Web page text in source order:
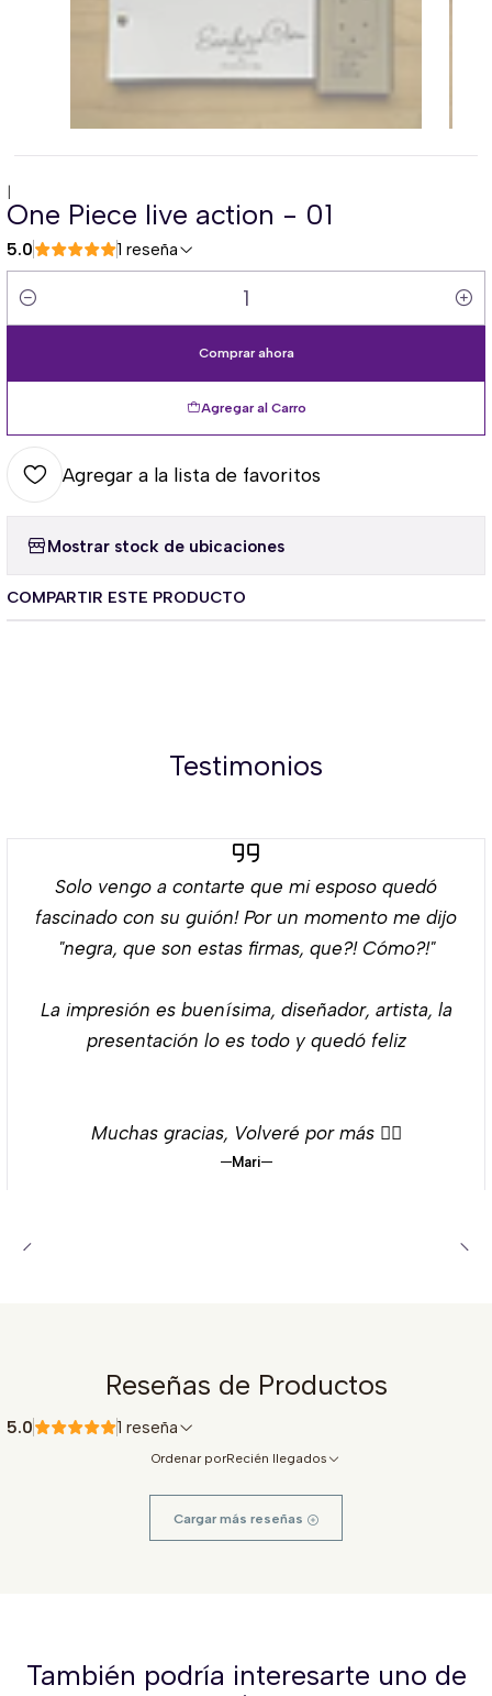
|
One Piece live action - 01
5.0 1 reseña
Cantidad
Agregar al Carro
Comprar ahora
Agregar a la lista de favoritos
Mostrar stock de ubicaciones
COMPARTIR ESTE PRODUCTO
Testimonios
Solo vengo a contarte que mi esposo quedó
fascinado con su guión! Por un momento me dijo
"negra, que son estas firmas, que?! Cómo?!"
La impresión es buenísima, diseñador, artista, la
presentación lo es todo y quedó feliz
Muchas gracias, Volveré por más 👌🏻
Mari
Reseñas de Productos
5.0 1 reseña
Ordenar porRecién llegados
Cargar más reseñas
También podría interesarte uno de